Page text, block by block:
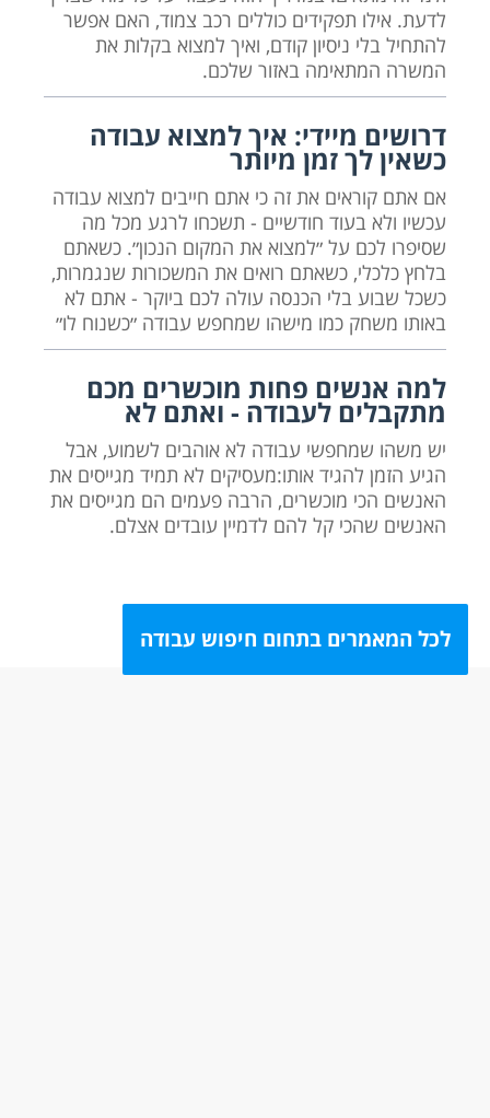
לדעת. אילו תפקידים כוללים רכב צמוד, האם אפשר
להתחיל בלי ניסיון קודם, ואיך למצוא בקלות את
המשרה המתאימה באזור שלכם.
דרושים מיידי: איך למצוא עבודה
כשאין לך זמן מיותר
אם אתם קוראים את זה כי אתם חייבים למצוא עבודה
עכשיו ולא בעוד חודשיים - תשכחו לרגע מכל מה
שסיפרו לכם על ״למצוא את המקום הנכון״. כשאתם
בלחץ כלכלי, כשאתם רואים את המשכורות שנגמרות,
כשכל שבוע בלי הכנסה עולה לכם ביוקר - אתם לא
באותו משחק כמו מישהו שמחפש עבודה ״כשנוח לו״
למה אנשים פחות מוכשרים מכם
מתקבלים לעבודה - ואתם לא
יש משהו שמחפשי עבודה לא אוהבים לשמוע, אבל
הגיע הזמן להגיד אותו:מעסיקים לא תמיד מגייסים את
האנשים הכי מוכשרים, הרבה פעמים הם מגייסים את
האנשים שהכי קל להם לדמיין עובדים אצלם.
לכל המאמרים בתחום חיפוש עבודה